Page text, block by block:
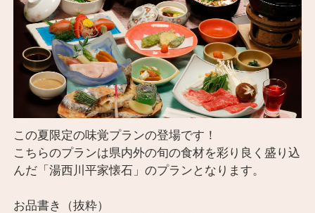
この夏限定の味覚プランの登場です！
こちらのプランは県内外の旬の食材を彩り良く盛り込
んだ「湯西川平家懐石」のプランとなります。
お品書き（抜粋）